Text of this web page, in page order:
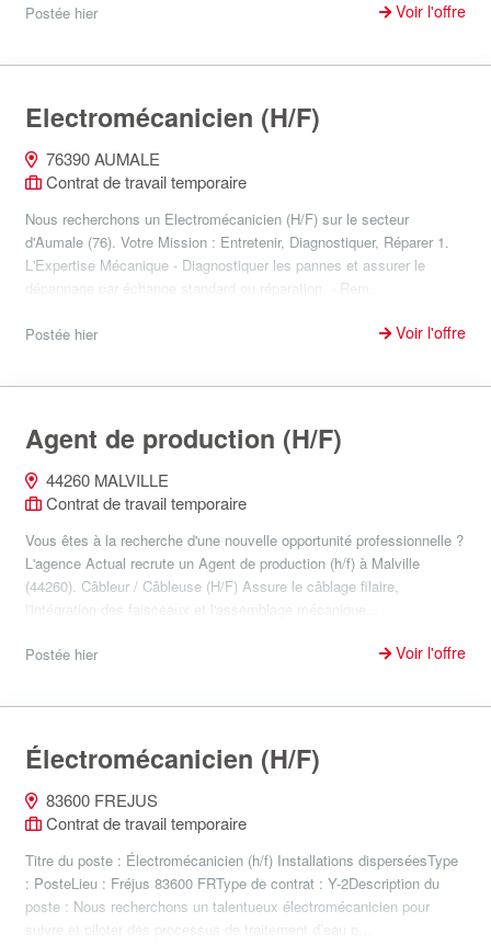
Postée hier Voir l'offre
Electromécanicien (H/F)
76390 AUMALE
Contrat de travail temporaire
Nous recherchons un Electromécanicien (H/F) sur le secteur
d'Aumale (76). Votre Mission : Entretenir, Diagnostiquer, Réparer 1.
L'Expertise Mécanique - Diagnostiquer les pannes et assurer le
dépannage par échange standard ou réparation. - Rem...
Postée hier Voir l'offre
Agent de production (H/F)
44260 MALVILLE
Contrat de travail temporaire
Vous êtes à la recherche d'une nouvelle opportunité professionnelle ?
L'agence Actual recrute un Agent de production (h/f) à Malville
(44260). Câbleur / Câbleuse (H/F) Assure le câblage filaire,
l'intégration des faisceaux et l'assemblage mécanique...
Postée hier Voir l'offre
Électromécanicien (H/F)
83600 FREJUS
Contrat de travail temporaire
Titre du poste : Électromécanicien (h/f) Installations disperséesType
: PosteLieu : Fréjus 83600 FRType de contrat : Y-2Description du
poste : Nous recherchons un talentueux électromécanicien pour
suivre et piloter des processus de traitement d’eau p...